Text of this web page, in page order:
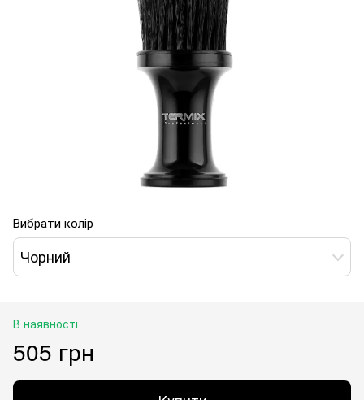
Вибрати колір
Чорний
В наявності
505 грн